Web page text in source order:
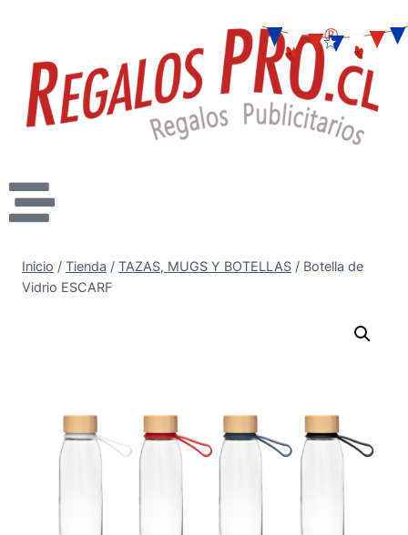
Inicio / Tienda / TAZAS, MUGS Y BOTELLAS / Botella de
Vidrio ESCARF